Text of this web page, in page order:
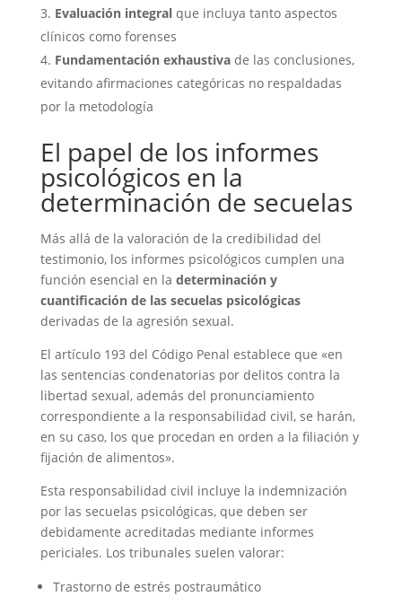
Evaluación integralque incluya tanto aspectos
clínicos como forenses
Fundamentación exhaustivade las conclusiones,
evitando afirmaciones categóricas no respaldadas
por la metodología
El papel de los informes
psicológicos en la
determinación de secuelas
Más allá de la valoración de la credibilidad del
testimonio, los informes psicológicos cumplen una
función esencial en la determinación y
cuantificación de las secuelas psicológicas
derivadas de la agresión sexual.
El artículo 193 del Código Penal establece que «en
las sentencias condenatorias por delitos contra la
libertad sexual, además del pronunciamiento
correspondiente a la responsabilidad civil, se harán,
en su caso, los que procedan en orden a la filiación y
fijación de alimentos».
Esta responsabilidad civil incluye la indemnización
por las secuelas psicológicas, que deben ser
debidamente acreditadas mediante informes
periciales. Los tribunales suelen valorar:
Trastorno de estrés postraumático